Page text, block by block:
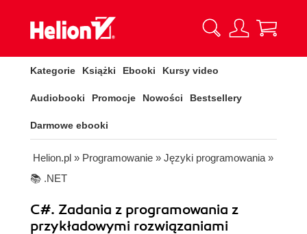
Kategorie Książki Ebooki Kursy video
Audiobooki Promocje Nowości Bestsellery
Darmowe ebooki
Helion.pl » Programowanie » Języki programowania »
📚 .NET
C#. Zadania z programowania z
przykładowymi rozwiązaniami